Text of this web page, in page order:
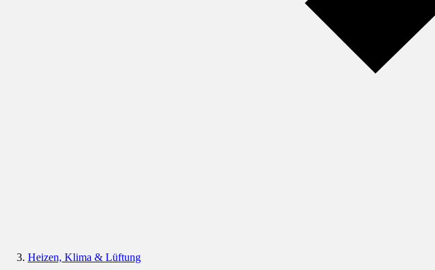
Heizen, Klima & Lüftung